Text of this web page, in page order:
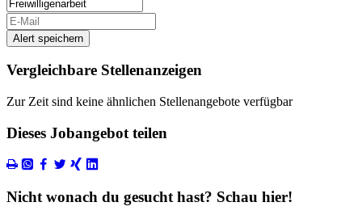
Alert speichern
Vergleichbare Stellenanzeigen
Zur Zeit sind keine ähnlichen Stellenangebote verfügbar
Dieses Jobangebot teilen
Nicht wonach du gesucht hast? Schau hier!